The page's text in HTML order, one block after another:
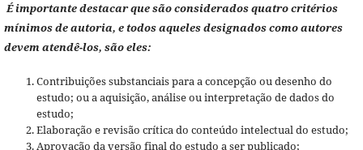
É importante destacar que são considerados quatro critérios
mínimos de autoria, e todos aqueles designados como autores
devem atendê-los, são eles:
Contribuições substanciais para a concepção ou desenho do
estudo; ou a aquisição, análise ou interpretação de dados do
estudo;
Elaboração e revisão crítica do conteúdo intelectual do estudo;
Aprovação da versão final do estudo a ser publicado;